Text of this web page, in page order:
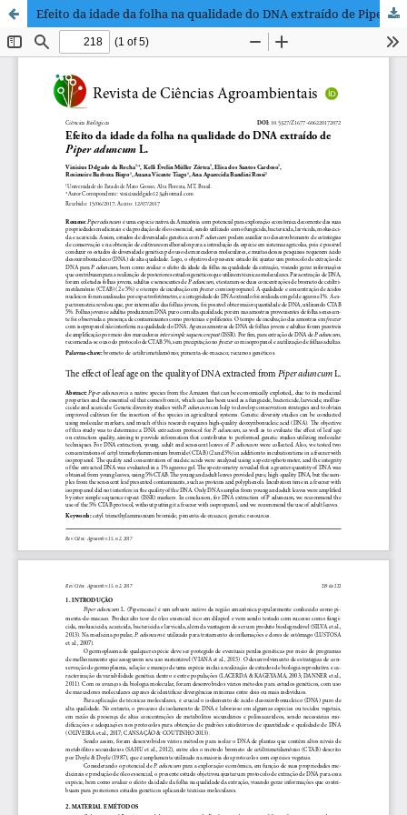
Efeito da idade da folha na qualidade do DNA extraído de Piper aduncum L.